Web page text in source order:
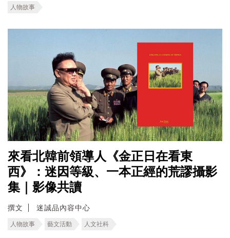
人物故事
來看北韓前領導人《金正日在看東
西》：迷因等級、一本正經的荒謬攝影
集｜影像共讀
撰文 迷誠品內容中心
人物故事 藝文活動 人文社科